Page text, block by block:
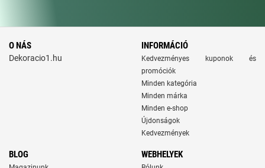
O NÁS
Dekoracio1.hu
INFORMÁCIÓ
Kedvezményes kuponok és
promóciók
Minden kategória
Minden márka
Minden e-shop
Újdonságok
Kedvezmények
BLOG WEBHELYEK